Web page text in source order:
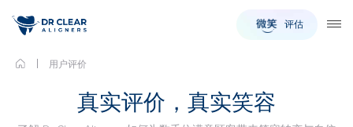
评估
用户评价
真实评价，真实笑容